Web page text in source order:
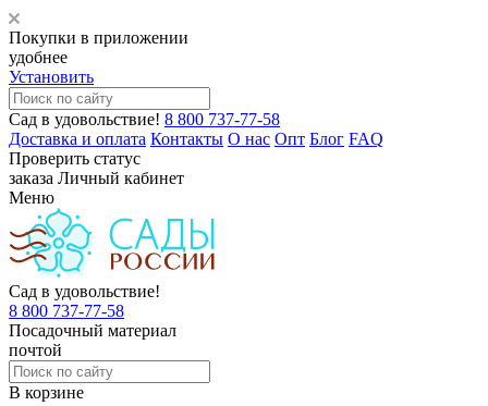
Покупки в приложении
удобнее
Установить
Сад в удовольствие! 8 800 737-77-58
Доставка и оплата Контакты О нас Опт Блог FAQ
Проверить статус
заказа Личный кабинет
Меню
Сад в удовольствие!
8 800 737-77-58
Посадочный материал
почтой
В корзине